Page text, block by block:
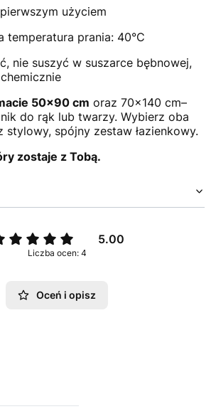
użyciem
temperatura prania: 40°C
nie suszyć w suszarce bębnowej,
50x90 cm oraz 70x140 cm–
do rąk lub twarzy. Wybierz oba
stylowy, spójny zestaw łazienkowy.
zostaje z Tobą.
5.00
Liczba ocen: 4
Oceń i opisz